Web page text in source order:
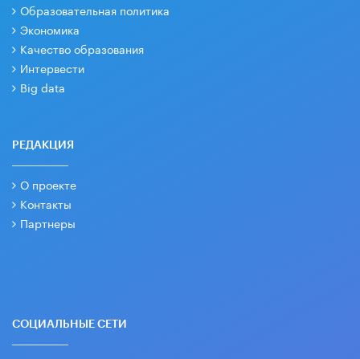
Образовательная политика
Экономика
Качество образования
Интервести
Big data
РЕДАКЦИЯ
О проекте
Контакты
Партнеры
СОЦИАЛЬНЫЕ СЕТИ